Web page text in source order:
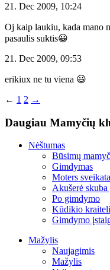
21. Dec 2009, 10:24
Oj kaip laukiu, kada mano
pasaulis suktis😀
21. Dec 2009, 09:53
erikiux ne tu viena 😃
← 1 2 →
Daugiau Mamyčių
Nėštumas
Būsimų
Gimdymas
Moters sveikata
Akušerė skuba
Po gimdymo
Kūdikio
Gimdymo
Mažylis
Naujagimis
Mažylis